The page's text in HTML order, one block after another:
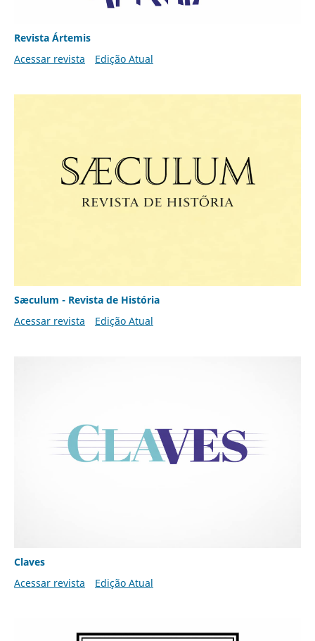
Revista Ártemis
Acessar revista
Edição Atual
Sæculum - Revista de História
Acessar revista
Edição Atual
Claves
Acessar revista
Edição Atual